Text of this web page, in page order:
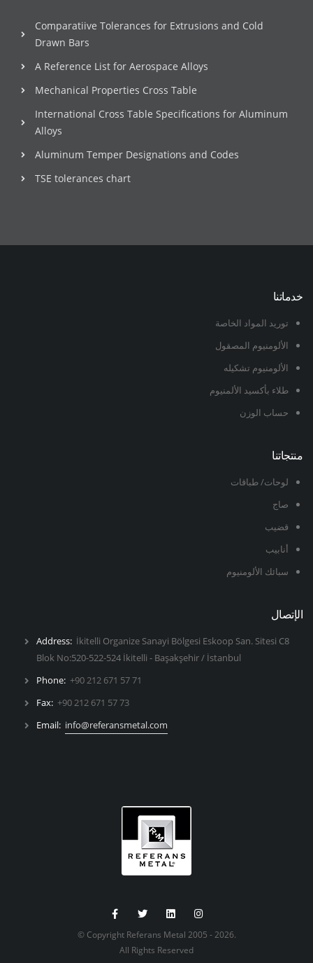
Comparatiive Tolerances for Extrusions and Cold
Drawn Bars
A Reference List for Aerospace Alloys
Mechanical Properties Cross Table
International Cross Table Specifications for Aluminum
Alloys
Aluminum Temper Designations and Codes
TSE tolerances chart
خدماتنا
توريد المواد الخاصة
الألومنيوم المصقول
الألومنيوم تشكيله
طلاء بأكسيد الألمنيوم
حساب الوزن
منتجاتنا
لوحات/ طباقات
صاج
قضيب
أنابيب
سبائك الألومنيوم
الإتصال
Address: İkitelli Organize Sanayi Bölgesi Eskoop San. Sitesi C8
Blok No:520-522-524 İkitelli - Başakşehir / İstanbul
Phone: +90 212 671 57 71
Fax: +90 212 671 57 73
Email: info@referansmetal.com
© Copyright Referans Metal 2005 - 2026.
All Rights Reserved